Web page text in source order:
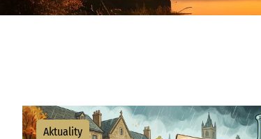
Aktuality